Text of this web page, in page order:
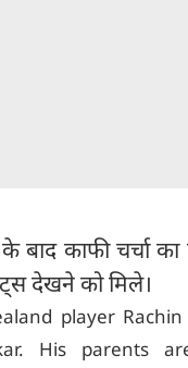
बाद काफी चर्चा का
देखने को मिले।
player
His parents